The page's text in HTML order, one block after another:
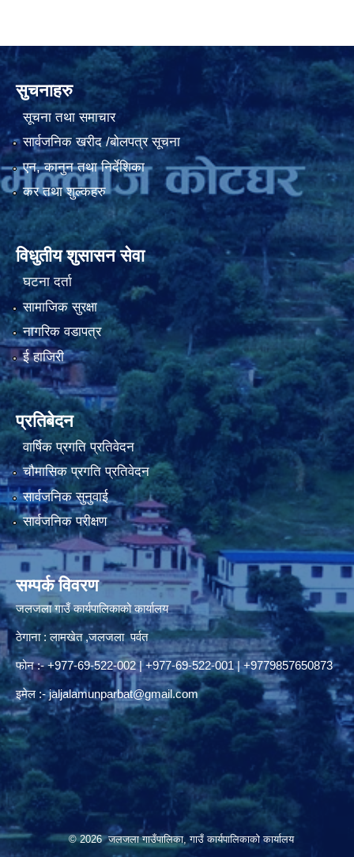
नियमित खाेप केन्द्र विवरण
सुचनाहरु
सूचना तथा समाचार
सार्वजनिक खरीद /बोलपत्र सूचना
एन, कानुन तथा निर्देशिका
कर तथा शुल्कहरु
विधुतीय शुसासन सेवा
घटना दर्ता
सामाजिक सुरक्षा
नागरिक वडापत्र
ई हाजिरी
प्रतिबेदन
वार्षिक प्रगति प्रतिवेदन
चौमासिक प्रगति प्रतिवेदन
सार्वजनिक सुनुवाई
सार्वजनिक परीक्षण
सम्पर्क विवरण
जलजला गाउँ कार्यपालिकाको कार्यालय
ठेगाना : लामखेत ,जलजला पर्वत
फोन :- +977-69-522-002 | +977-69-522-001 | +9779857650873
इमेल :-jaljalamunparbat@gmail.com
© 2026 जलजला गाउँपालिका, गाउँ कार्यपालिकाको कार्यालय